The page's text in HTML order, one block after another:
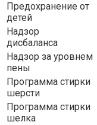
Предохранение от
детей
Надзор
дисбаланса
Надзор за уровнем
пены
Программа стирки
шерсти
Программа стирки
шелка